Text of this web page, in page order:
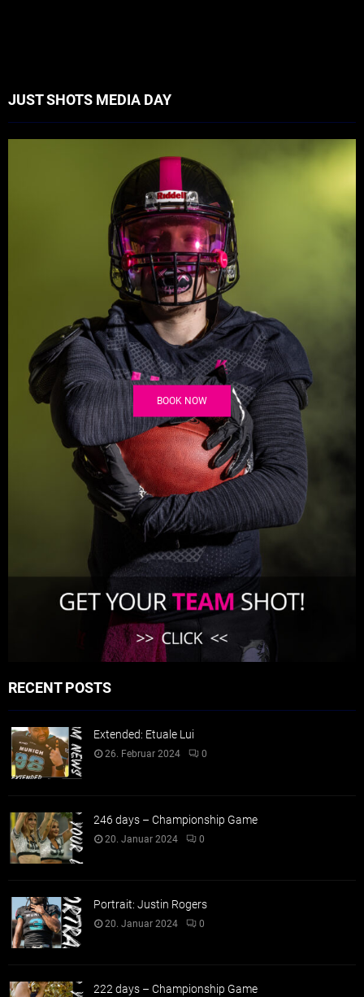
JUST SHOTS MEDIA DAY
BOOK NOW
RECENT POSTS
Extended: Etuale Lui
26. Februar 2024 0
246 days – Championship Game
20. Januar 2024 0
Portrait: Justin Rogers
20. Januar 2024 0
222 days – Championship Game